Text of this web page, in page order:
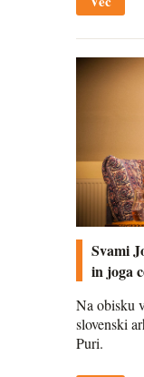
Svami
in joga
Na obisku
slovenski
Puri.